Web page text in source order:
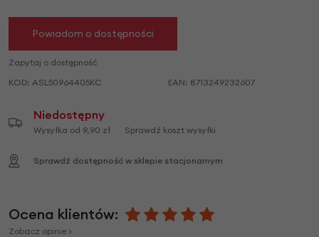
Powiadom o dostępności
Zapytaj o dostępność
KOD: ASL50964405KC EAN: 8713249232607
Niedostępny
Wysyłka od 9,90 zł Sprawdź koszt wysyłki
Sprawdź dostępność w sklepie stacjonarnym
Ocena klientów:
Zobacz opinie >